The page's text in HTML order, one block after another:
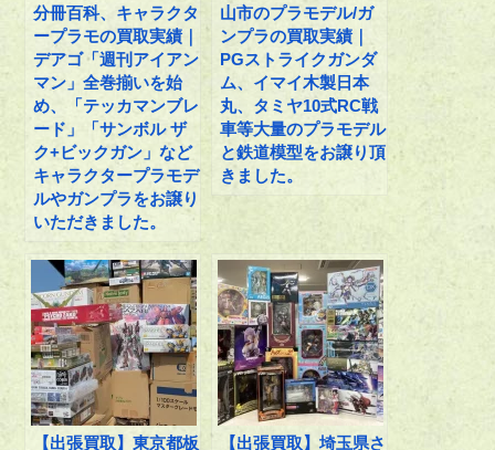
分冊百科、キャラクタ
ープラモの買取実績｜
デアゴ「週刊アイアン
マン」全巻揃いを始
め、「テッカマンブレ
ード」「サンボル ザ
ク+ビックガン」など
キャラクタープラモデ
ルやガンプラをお譲り
いただきました。
山市のプラモデル/ガ
ンプラの買取実績｜
PGストライクガンダ
ム、イマイ木製日本
丸、タミヤ10式RC戦
車等大量のプラモデル
と鉄道模型をお譲り頂
きました。
【出張買取】東京都板 【出張買取】埼玉県さ